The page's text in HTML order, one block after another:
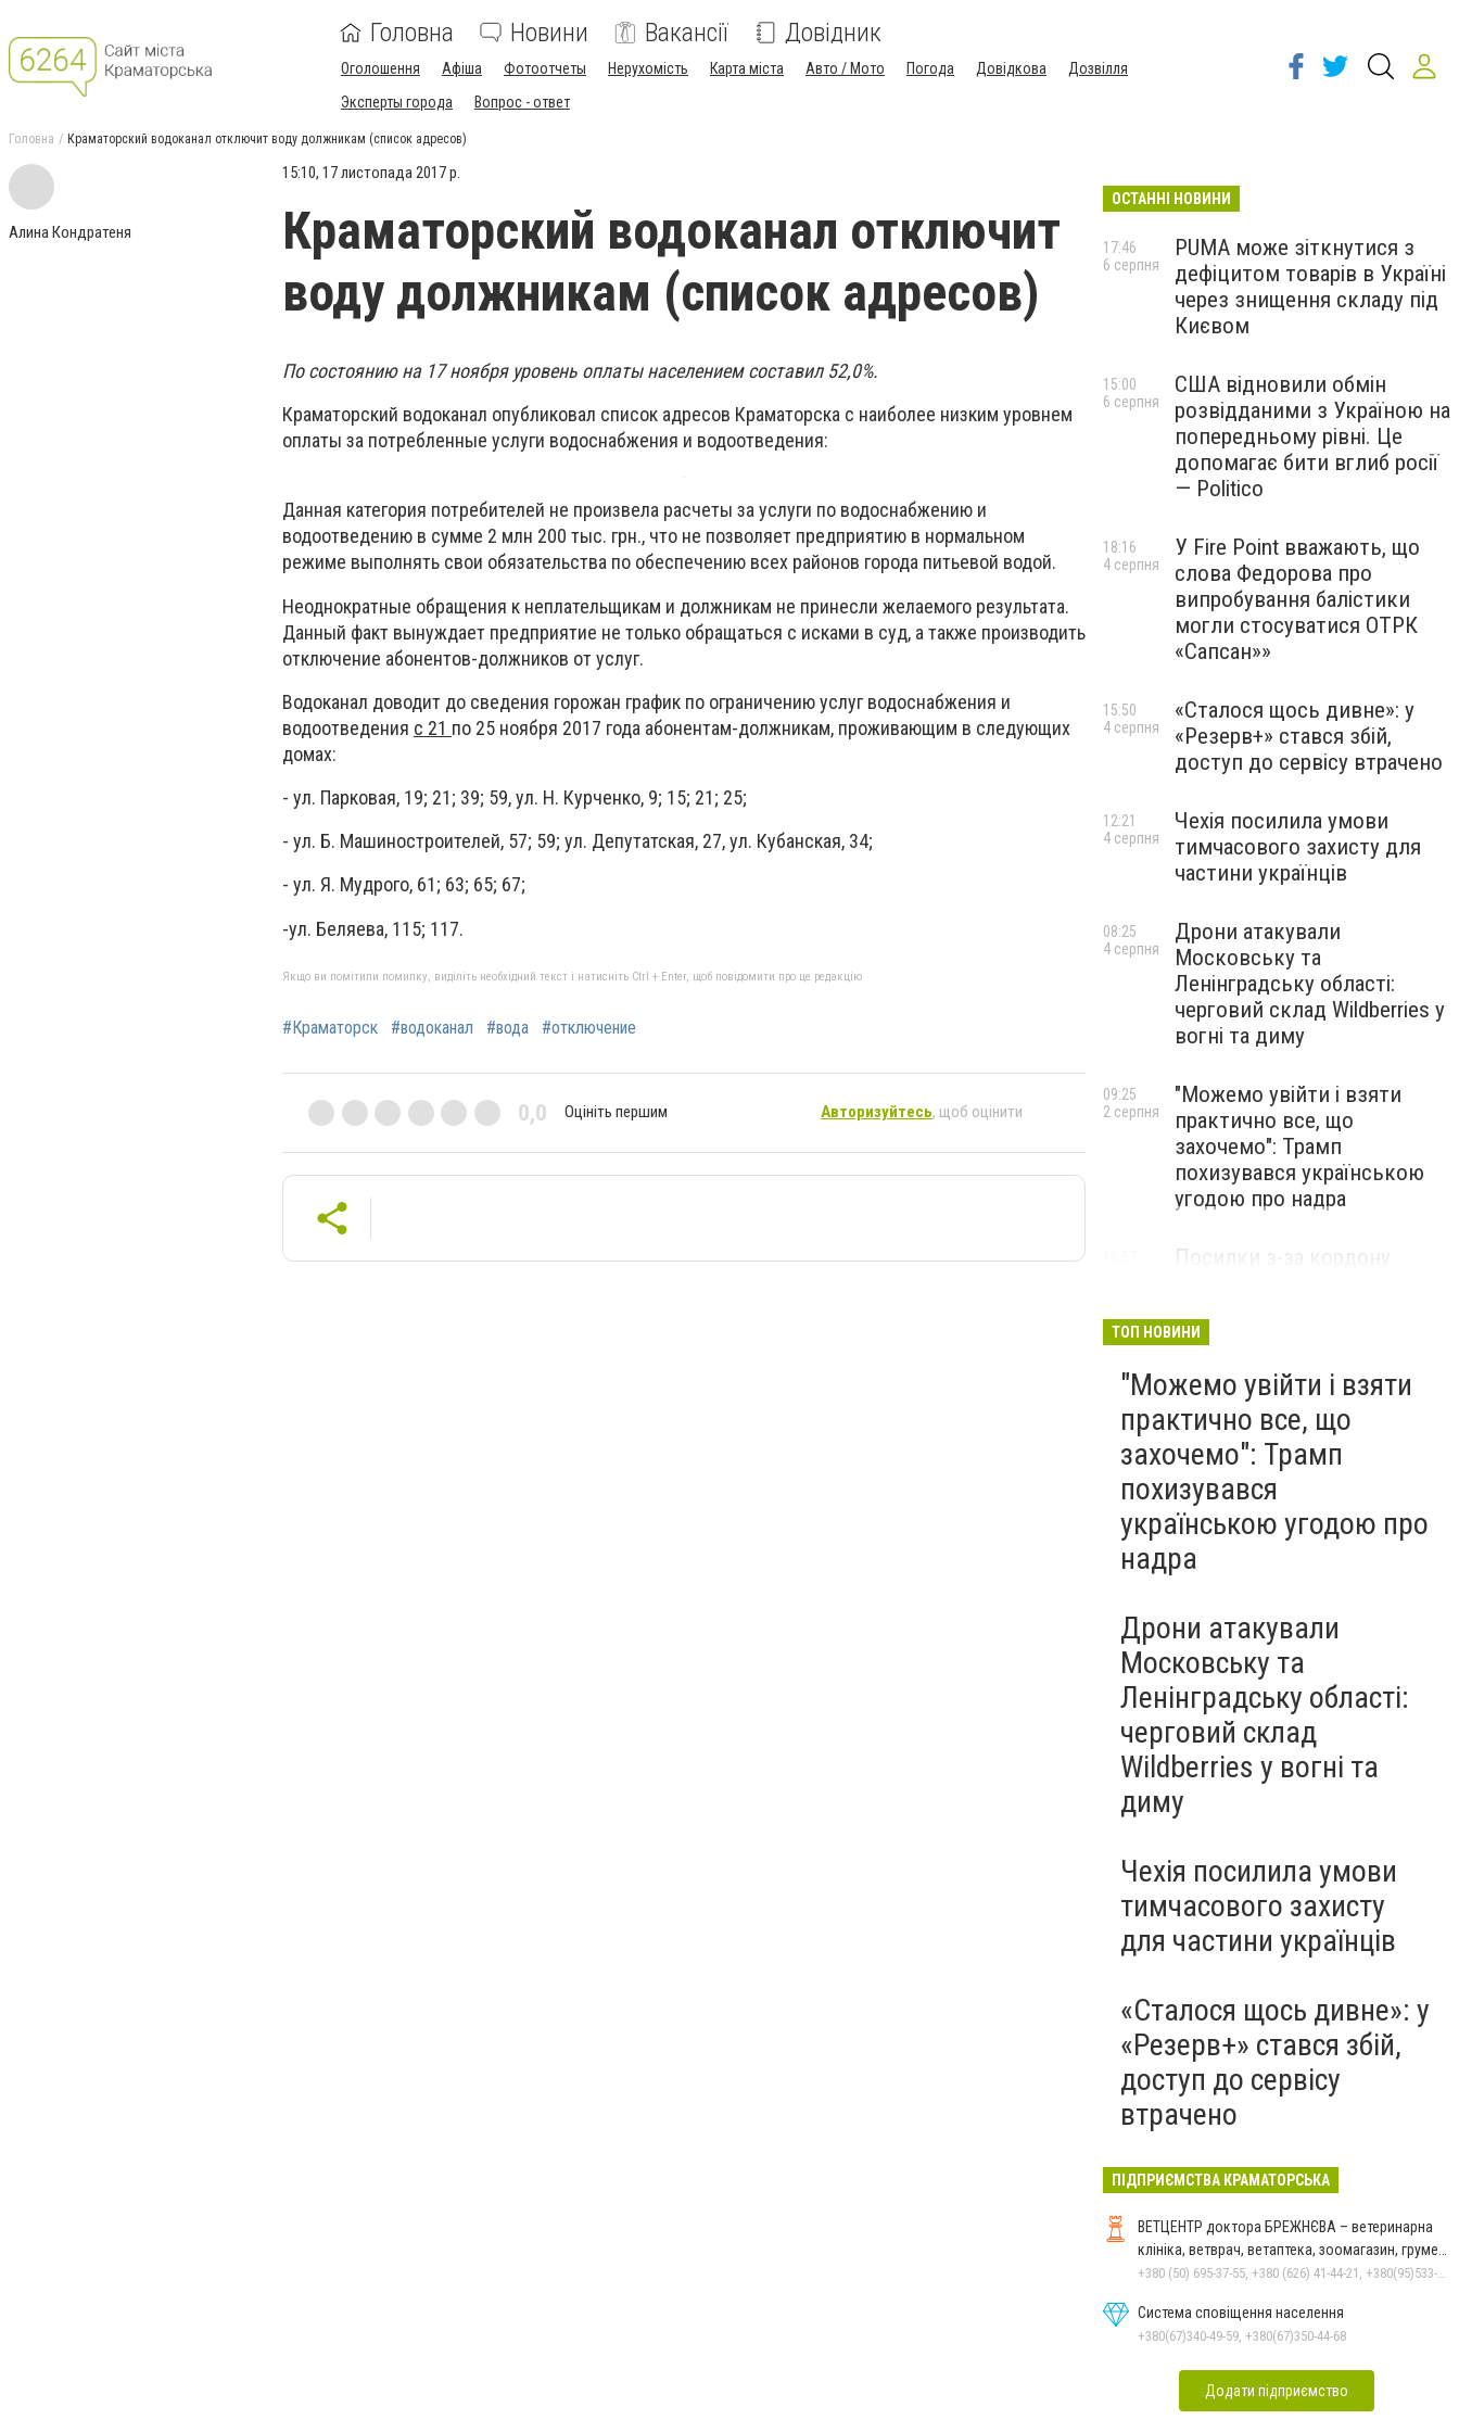
Головна Новини Вакансії Довідник
Оголошення Афіша Фотоотчеты Нерухомість Карта міста Авто / Мото Погода Довідкова
Дозвілля
Эксперты города
Вопрос - ответ
Головна Краматорский водоканал отключит воду должникам (список адресов)
Алина Кондратеня
15:10, 17 листопада 2017 р.
Краматорский водоканал отключит
воду должникам (список адресов)
По состоянию на 17 ноября уровень оплаты населением составил 52,0%.
Краматорский водоканал опубликовал список адресов Краматорска с наиболее низким уровнем
оплаты за потребленные услуги водоснабжения и водоотведения:
Данная категория потребителей не произвела расчеты за услуги по водоснабжению и
водоотведению в сумме 2 млн 200 тыс. грн., что не позволяет предприятию в нормальном
режиме выполнять свои обязательства по обеспечению всех районов города питьевой водой.
Неоднократные обращения к неплательщикам и должникам не принесли желаемого результата.
Данный факт вынуждает предприятие не только обращаться с исками в суд, а также производить
отключение абонентов-должников от услуг.
Водоканал доводит до сведения горожан график по ограничению услуг водоснабжения и
водоотведения с 21 по 25 ноября 2017 года абонентам-должникам, проживающим в следующих
домах:
- ул. Парковая, 19; 21; 39; 59, ул. Н. Курченко, 9; 15; 21; 25;
- ул. Б. Машиностроителей, 57; 59; ул. Депутатская, 27, ул. Кубанская, 34;
- ул. Я. Мудрого, 61; 63; 65; 67;
-ул. Беляева, 115; 117.
Якщо ви помітили помилку, виділіть необхідний текст і натисніть Ctrl + Enter, щоб повідомити про це редакцію
#Краматорск #водоканал #вода #отключение
0,0 Оцініть першим Авторизуйтесь, щоб оцінити
ОСТАННІ НОВИНИ
PUMA може зіткнутися з
дефіцитом товарів в Україні
через знищення складу під
Києвом
17:46
6 серпня
США відновили обмін
розвідданими з Україною на
попередньому рівні. Це
допомагає бити вглиб росії
— Politico
15:00
6 серпня
У Fire Point вважають, що
слова Федорова про
випробування балістики
могли стосуватися ОТРК
«Сапсан»»
18:16
4 серпня
«Сталося щось дивне»: у
«Резерв+» стався збій,
доступ до сервісу втрачено
15:50
4 серпня
Чехія посилила умови
тимчасового захисту для
частини українців
12:21
4 серпня
Дрони атакували
Московську та
Ленінградську області:
черговий склад Wildberries у
вогні та диму
08:25
4 серпня
"Можемо увійти і взяти
практично все, що
захочемо": Трамп
похизувався українською
угодою про надра
09:25
2 серпня
Посилки з-за кордону
правила
ТОП НОВИНИ
"Можемо увійти і взяти
практично все, що
захочемо": Трамп
похизувався
українською угодою про
надра
Дрони атакували
Московську та
Ленінградську області:
черговий склад
Wildberries у вогні та
диму
Чехія посилила умови
тимчасового захисту
для частини українців
«Сталося щось дивне»: у
«Резерв+» стався збій,
доступ до сервісу
втрачено
ПІДПРИЄМСТВА КРАМАТОРСЬКА
ВЕТЦЕНТР доктора БРЕЖНЄВА – ветеринарна
клініка, ветврач, ветаптека, зоомагазин, грумер,
стрижки.
+380 (50) 695-37-55, +380 (626) 41-44-21, +380(95)533-90-03
Система сповіщення населення
+380(67)340-49-59, +380(67)350-44-68
Додати підприємство